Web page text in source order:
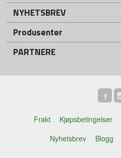
NYHETSBREV
Produsenter
PARTNERE
Frakt Kjøpsbetingelser
Nyhetsbrev
Blogg